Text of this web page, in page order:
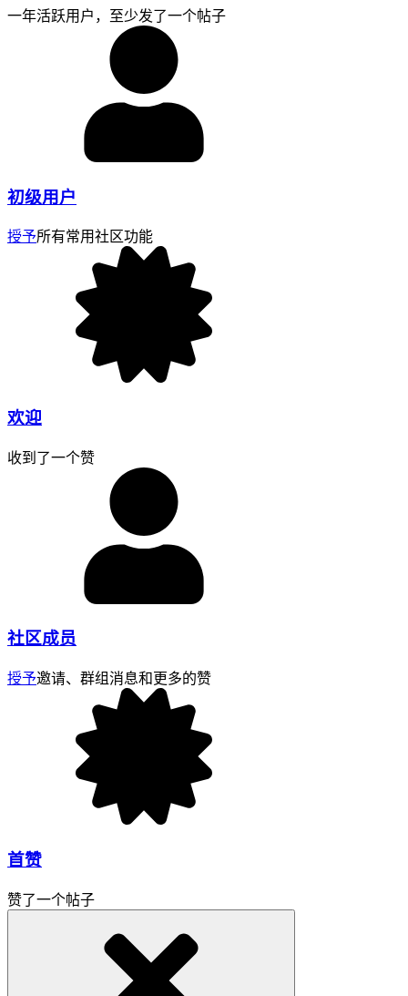
一年活跃用户，至少发了一个帖子
初级用户
授予所有常用社区功能
欢迎
收到了一个赞
社区成员
授予邀请、群组消息和更多的赞
首赞
赞了一个帖子